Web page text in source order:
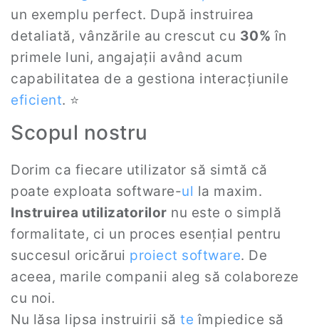
un exemplu perfect. După instruirea
detaliată, vânzările au crescut cu 30% în
primele luni, angajații având acum
capabilitatea de a gestiona interacțiunile
eficient. ⭐
Scopul nostru
Dorim ca fiecare utilizator să simtă că
poate exploata software-ul la maxim.
Instruirea utilizatorilor nu este o simplă
formalitate, ci un proces esențial pentru
succesul oricărui proiect software. De
aceea, marile companii aleg să colaboreze
cu noi.
Nu lăsa lipsa instruirii să te împiedice să